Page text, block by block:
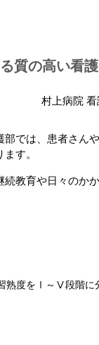
質の高い看
村上病院
では、患者さん
す。
教育や日々のか
熟度をⅠ～Ⅴ段階に